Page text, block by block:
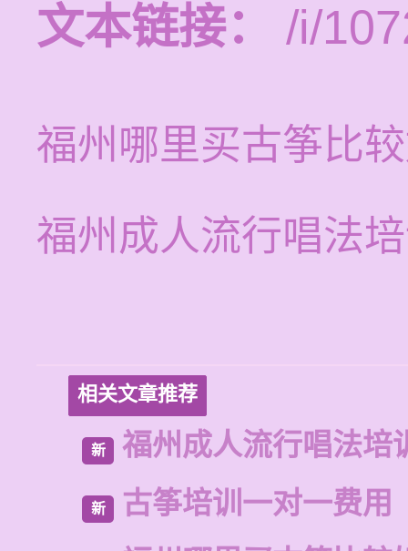
文本链接：
/i/
福州哪里买古筝比
福州成人流行唱法
相关文章推荐
新 福州成人流行唱法培
新
古筝培训一对一费用